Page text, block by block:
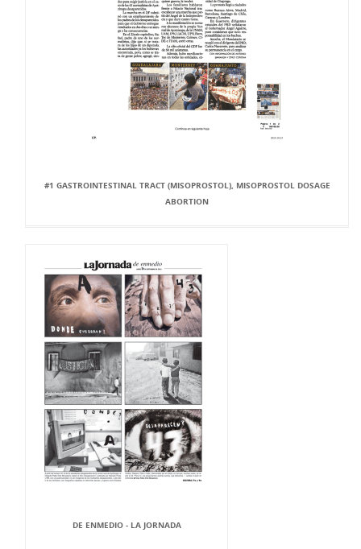
#1 GASTROINTESTINAL TRACT (MISOPROSTOL), MISOPROSTOL DOSAGE
ABORTION
DE ENMEDIO - LA JORNADA